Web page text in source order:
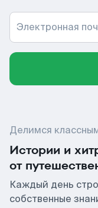
Электронная
Делимся
Истории и
от
Каждый день
собственные